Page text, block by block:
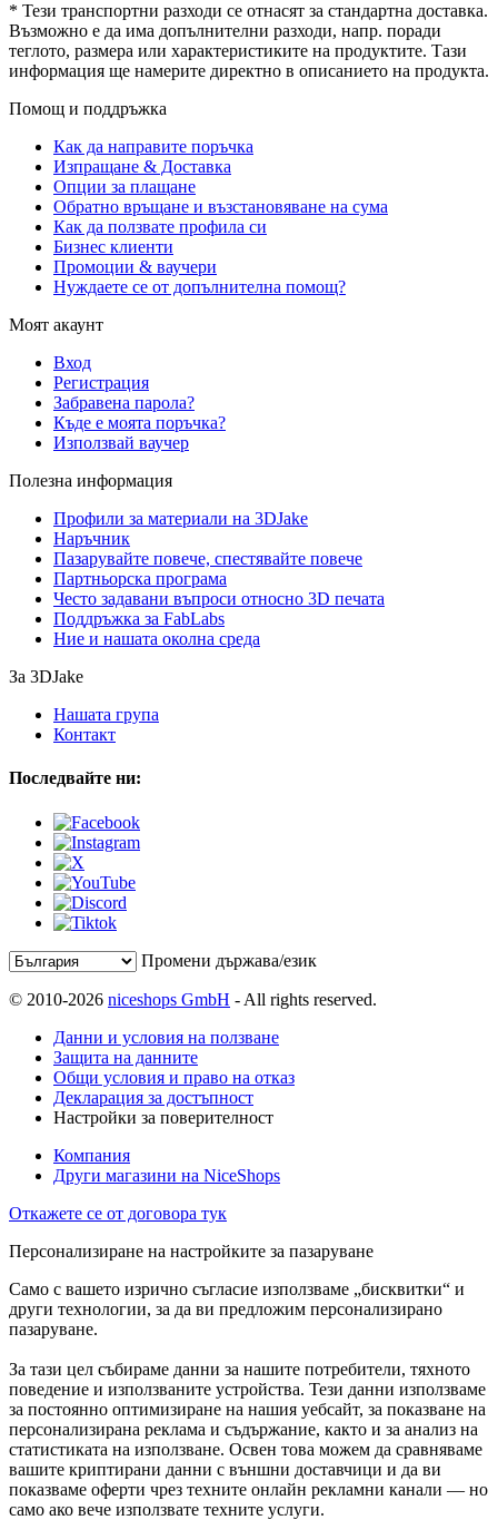
* Тези транспортни разходи се отнасят за стандартна доставка.
Възможно е да има допълнителни разходи, напр. поради
теглото, размера или характеристиките на продуктите. Тази
информация ще намерите директно в описанието на продукта.
Помощ и поддръжка
Как да направите поръчка
Изпращане & Доставка
Опции за плащане
Обратно връщане и възстановяване на сума
Как да ползвате профила си
Бизнес клиенти
Промоции & ваучери
Нуждаете се от допълнителна помощ?
Моят акаунт
Вход
Регистрация
Забравена парола?
Къде е моята поръчка?
Използвай ваучер
Полезна информация
Профили за материали на 3DJake
Наръчник
Пазарувайте повече, спестявайте повече
Партньорска програма
Често задавани въпроси относно 3D печата
Поддръжка за FabLabs
Ние и нашата околна среда
За 3DJake
Нашата група
Контакт
Последвайте ни:
Промени държава/език
© 2010-2026 niceshops GmbH - All rights reserved.
Данни и условия на ползване
Защита на данните
Общи условия и право на отказ
Декларация за достъпност
Настройки за поверителност
Компания
Други магазини на NiceShops
Откажете се от договора тук
Персонализиране на настройките за пазаруване
Само с вашето изрично съгласие използваме „бисквитки“ и
други технологии, за да ви предложим персонализирано
пазаруване.
За тази цел събираме данни за нашите потребители, тяхното
поведение и използваните устройства. Тези данни използваме
за постоянно оптимизиране на нашия уебсайт, за показване на
персонализирана реклама и съдържание, както и за анализ на
статистиката на използване. Освен това можем да сравняваме
вашите криптирани данни с външни доставчици и да ви
показваме оферти чрез техните онлайн рекламни канали — но
само ако вече използвате техните услуги.